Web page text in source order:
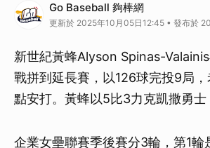
Go Baseball 夠棒網
更新於 2025年10月05日12:45 • 發布於
新世紀黃蜂Alyson Spinas-
戰拼到延長賽，以126球完投9局
點安打。黃蜂以5比3力克凱撒勇士
企業女壘聯賽季後賽分3輪，第1